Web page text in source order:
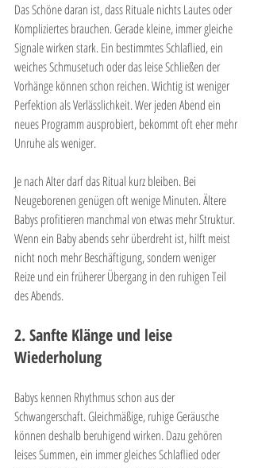
Das Schöne daran ist, dass Rituale nichts Lautes oder
Kompliziertes brauchen. Gerade kleine, immer gleiche
Signale wirken stark. Ein bestimmtes Schlaflied, ein
weiches Schmusetuch oder das leise Schließen der
Vorhänge können schon reichen. Wichtig ist weniger
Perfektion als Verlässlichkeit. Wer jeden Abend ein
neues Programm ausprobiert, bekommt oft eher mehr
Unruhe als weniger.
Je nach Alter darf das Ritual kurz bleiben. Bei
Neugeborenen genügen oft wenige Minuten. Ältere
Babys profitieren manchmal von etwas mehr Struktur.
Wenn ein Baby abends sehr überdreht ist, hilft meist
nicht noch mehr Beschäftigung, sondern weniger
Reize und ein früherer Übergang in den ruhigen Teil
des Abends.
2. Sanfte Klänge und leise
Wiederholung
Babys kennen Rhythmus schon aus der
Schwangerschaft. Gleichmäßige, ruhige Geräusche
können deshalb beruhigend wirken. Dazu gehören
leises Summen, ein immer gleiches Schlaflied oder